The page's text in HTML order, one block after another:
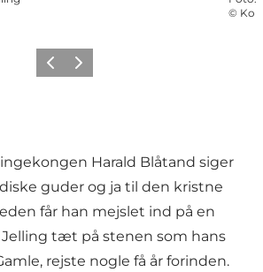
©
ForrigeNæste
Harald Blåtand siger
guder og ja til den kristne
får han mejslet ind på en
tæt på stenen som hans
rejste nogle få år forinden.